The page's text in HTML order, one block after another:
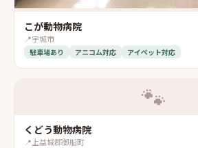
こが動物病院
📍宇城市
駐車場あり アニコム対応 アイペット対応
🐾
くどう動物病院
📍 上益城郡御船町